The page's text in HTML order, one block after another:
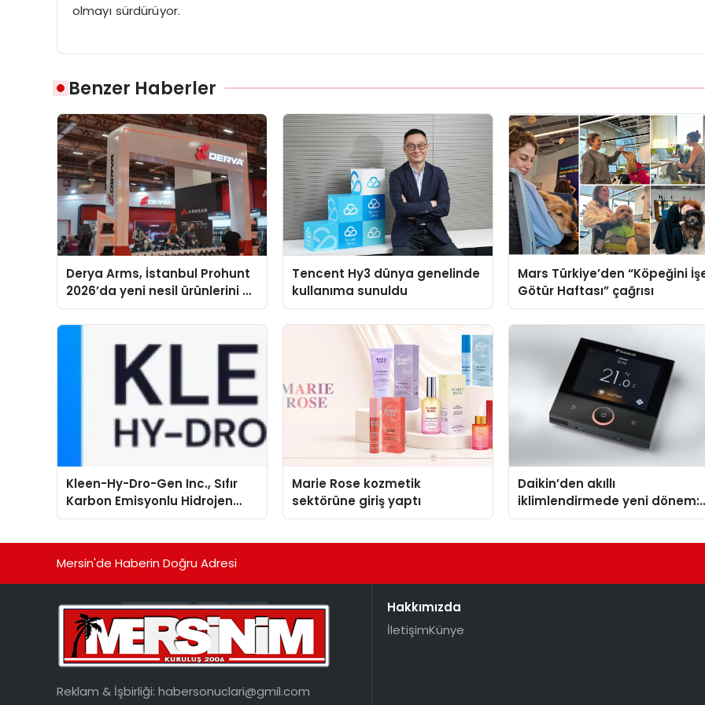
olmayı sürdürüyor.
Benzer Haberler
Derya Arms, İstanbul Prohunt
2026’da yeni nesil ürünlerini ve
global marka vizyonunu
sergiledi
Tencent Hy3 dünya genelinde
kullanıma sunuldu
Mars Türkiye’den “Köpeğini
Götür Haftası” çağrısı
Kleen-Hy-Dro-Gen Inc., Sıfır
Karbon Emisyonlu Hidrojen
Isıtma Teknolojisinde ISO ve
Marie Rose kozmetik
sektörüne giriş yaptı
Daikin’den akıllı
iklimlendirmede yeni dönem:
Madoka Plus Türkiye’de
Mersin'de Haberin Doğru Adresi
Reklam & İşbirliği: habersonuclari@gmil.com
Hakkımızda
İletişimKünye